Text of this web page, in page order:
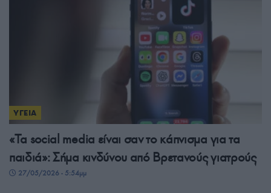
ΥΓΕΙΑ
«Τα social media είναι σαν το κάπνισμα για τα
παιδιά»: Σήμα κινδύνου από Βρετανούς γιατρούς
27/05/2026 - 5:54μμ